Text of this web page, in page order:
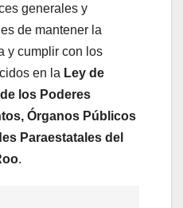
generales y
de mantener la
y cumplir con los
en la Ley de
los Poderes
Órganos Públicos
Paraestatales del
.